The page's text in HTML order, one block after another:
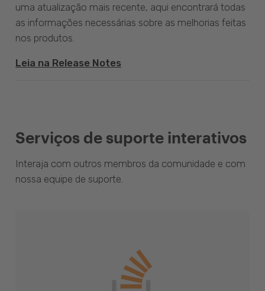
uma atualização mais recente, aqui encontrará todas
as informações necessárias sobre as melhorias feitas
nos produtos.
Leia na Release Notes
Serviços de suporte interativos
Interaja com outros membros da comunidade e com
nossa equipe de suporte.